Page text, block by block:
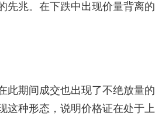
先兆。在下跌中出现价量背离的
期间成交也出现了不绝放量的
这种形态，说明价格证在处于上